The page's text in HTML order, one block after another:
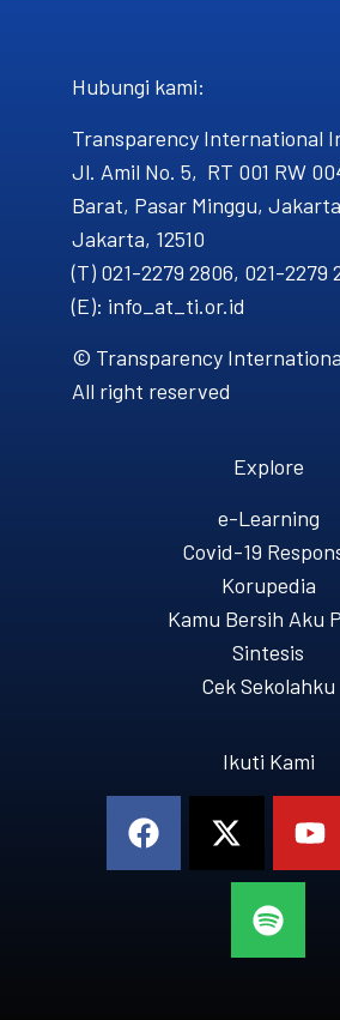
Hubungi kami​:
Transparency International
Jl. Amil No. 5, RT 001 RW
Barat, Pasar Minggu,
Jakarta, 12510
(T) 021-2279 2806, 021-2279
(E): info_at_ti.or.id
© Transparency
All right reserved
Explore
e-Learning
Covid-19
Korupedia
Kamu Bersih Aku
Sintesis
Cek Sekolahku
Ikuti Kami